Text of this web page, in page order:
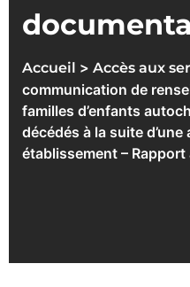
Accueil > Accès aux
communication de
familles d’enfants
décédés à la suite
établissement –